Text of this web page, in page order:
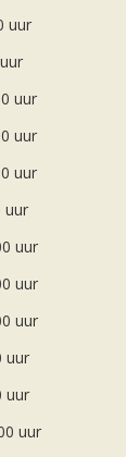
uur
uur
uur
uur
uur
uur
uur
uur
uur
uur
uur